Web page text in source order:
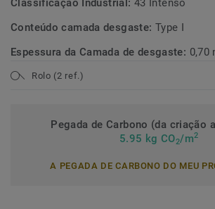
Classificação Industrial: 43 Intenso
Conteúdo camada desgaste: Type I
Espessura da Camada de desgaste: 0,70
Rolo (2 ref.)
Pegada de Carbono (da criação
5.95 kg CO2/m2
A PEGADA DE CARBONO DO MEU